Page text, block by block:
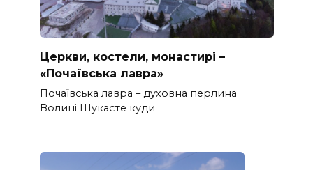
Церкви, костели, монастирі –
«Почаївська лавра»
Почаївська лавра – духовна перлина
Волині Шукаєте куди